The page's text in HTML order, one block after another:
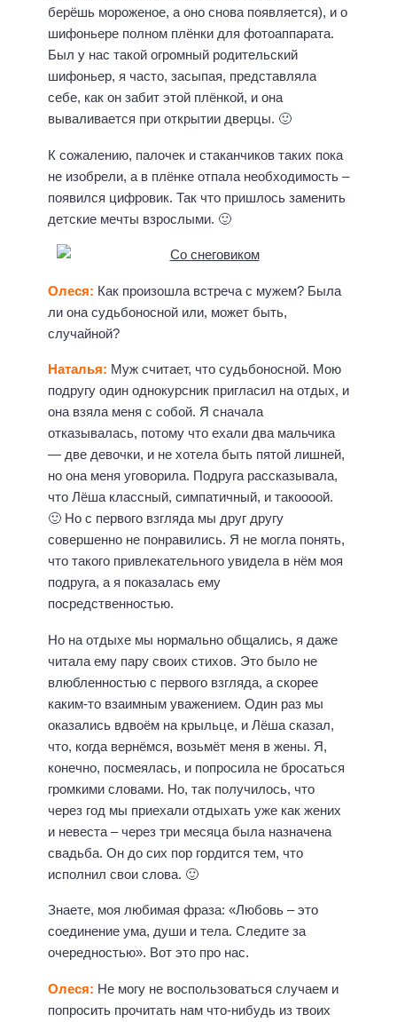
берёшь мороженое, а оно снова появляется), и о
шифоньере полном плёнки для фотоаппарата.
Был у нас такой огромный родительский
шифоньер, я часто, засыпая, представляла
себе, как он забит этой плёнкой, и она
вываливается при открытии дверцы. 🙂
К сожалению, палочек и стаканчиков таких пока
не изобрели, а в плёнке отпала необходимость –
появился цифровик. Так что пришлось заменить
детские мечты взрослыми. 🙂
Олеся: Как произошла встреча с мужем? Была
ли она судьбоносной или, может быть,
случайной?
Наталья: Муж считает, что судьбоносной. Мою
подругу один однокурсник пригласил на отдых, и
она взяла меня с собой. Я сначала
отказывалась, потому что ехали два мальчика
— две девочки, и не хотела быть пятой лишней,
но она меня уговорила. Подруга рассказывала,
что Лёша классный, симпатичный, и такоооой.
🙂 Но с первого взгляда мы друг другу
совершенно не понравились. Я не могла понять,
что такого привлекательного увидела в нём моя
подруга, а я показалась ему
посредственностью.
Но на отдыхе мы нормально общались, я даже
читала ему пару своих стихов. Это было не
влюбленностью с первого взгляда, а скорее
каким-то взаимным уважением. Один раз мы
оказались вдвоём на крыльце, и Лёша сказал,
что, когда вернёмся, возьмёт меня в жены. Я,
конечно, посмеялась, и попросила не бросаться
громкими словами. Но, так получилось, что
через год мы приехали отдыхать уже как жених
и невеста – через три месяца была назначена
свадьба. Он до сих пор гордится тем, что
исполнил свои слова. 🙂
Знаете, моя любимая фраза: «Любовь – это
соединение ума, души и тела. Следите за
очередностью». Вот это про нас.
Олеся: Не могу не воспользоваться случаем и
попросить прочитать нам что-нибудь из твоих